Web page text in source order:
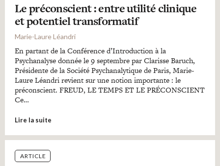
Le préconscient : entre utilité clinique
et potentiel transformatif
Marie-Laure Léandri
En partant de la Conférence d’Introduction à la
Psychanalyse donnée le 9 septembre par Clarisse Baruch,
Présidente de la Société Psychanalytique de Paris, Marie-
Laure Léandri revient sur une notion importante : le
préconscient. FREUD, LE TEMPS ET LE PRÉCONSCIENT
Ce…
Lire la suite
ARTICLE